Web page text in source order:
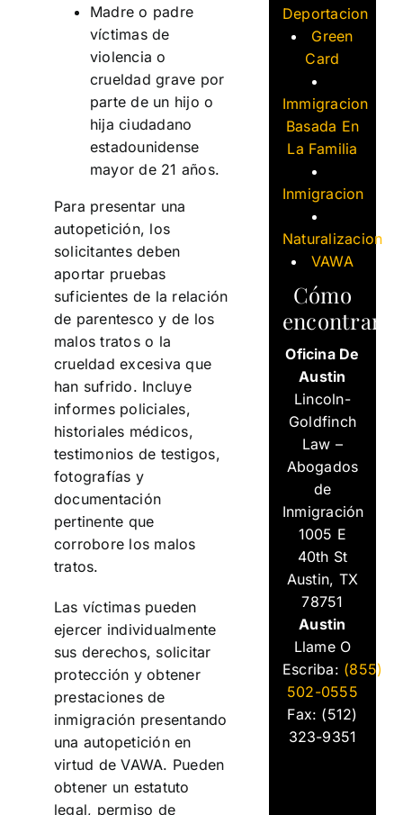
Madre o padre
víctimas de
violencia o
crueldad grave por
parte de un hijo o
hija ciudadano
estadounidense
mayor de 21 años.
Para presentar una
autopetición, los
solicitantes deben
aportar pruebas
suficientes de la relación
de parentesco y de los
malos tratos o la
crueldad excesiva que
han sufrido. Incluye
informes policiales,
historiales médicos,
testimonios de testigos,
fotografías y
documentación
pertinente que
corrobore los malos
tratos.
Las víctimas pueden
ejercer individualmente
sus derechos, solicitar
protección y obtener
prestaciones de
inmigración presentando
una autopetición en
virtud de VAWA. Pueden
obtener un estatuto
legal, permiso de
Deportacion
Green
Card
Immigracion
Basada En
La Familia
Inmigracion
Naturalizacion
VAWA
Cómo
Oficina De
Austin
Lincoln-
Goldfinch
Law –
Abogados
de
Inmigración
1005 E
40th St
Austin, TX
78751
Austin
Llame O
Escriba: (855)
502-0555
Fax: (512)
323-9351